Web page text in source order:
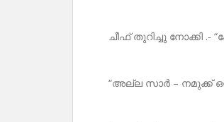
ചീഫ് തുറിച്ചു നോക്കി .-
“അല്ല സാർ – നമുക്ക്